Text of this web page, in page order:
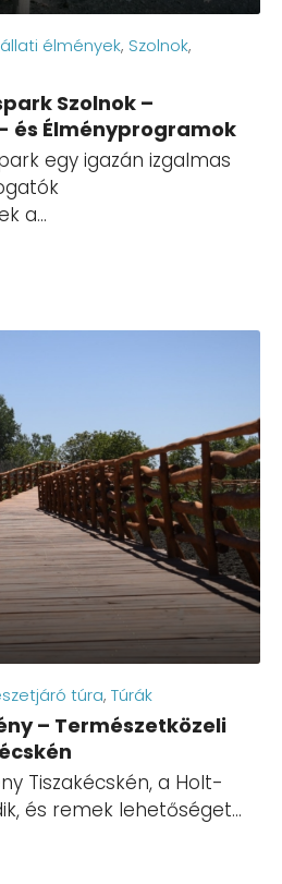
élmények, Szolnok,
Szolnok –
és Élményprogramok
egy igazán izgalmas
a...
túra, Túrák
– Természetközeli
Tiszakécskén, a Holt-
és remek lehetőséget...